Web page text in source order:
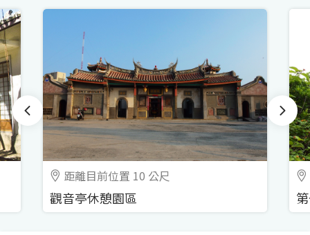
距離目前位置 10 公尺
觀音亭休憩園區